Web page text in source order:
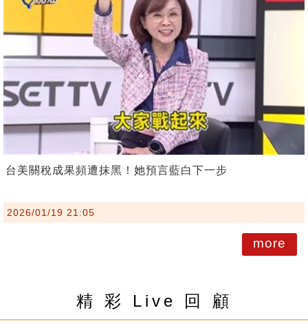
台美關稅成果頻遭抹黑！她預言藍白下一步
2026/01/19 21:05
more
精 彩 Live 回 顧